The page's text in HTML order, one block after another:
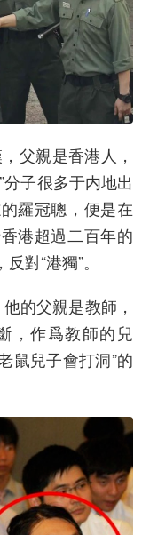
父親是香港人，
子很多于内地出
羅冠聰，便是在
港超過二百年的
對“港獨”。
的父親是教師，
，作爲教師的兒
鼠兒子會打洞”的